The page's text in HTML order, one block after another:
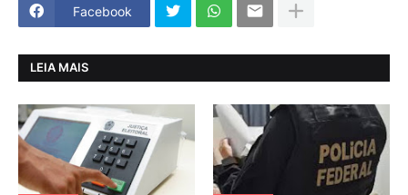
Facebook
LEIA MAIS